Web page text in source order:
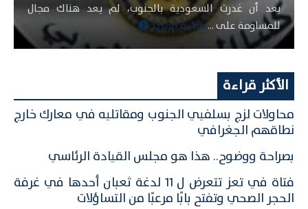
بعد أن غدرت السعودية بالجنوب، لم يعد هناك مجال
للمساومة على ...قراءة المزيد
الأكثر قراءة
محاولات لزج بسلفيي الجنوب ومقاتليه في معارك خارج
نطاقهم الجغرافي
بصراحة ووضوح.. هذا هو مجلس القيادة الرئاسي
فتاة في تعز تتعرض ل 11 لدغة ثعبان أحدها في غرفة
الحجر الصحي وتفتح بابًا مرعبًا من التساؤلات